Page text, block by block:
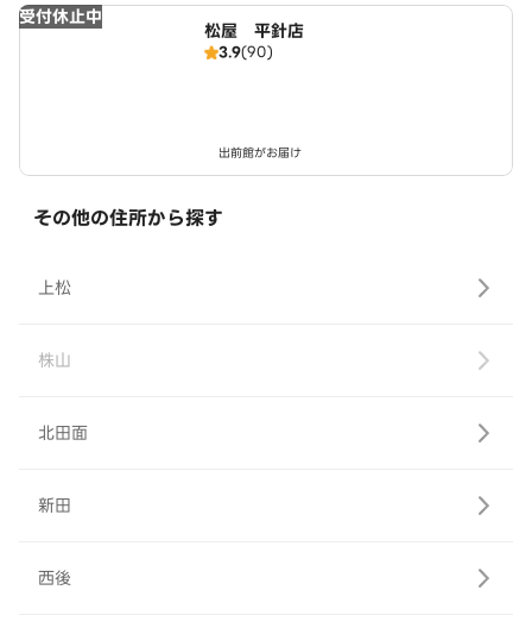
受付休止中
松屋 平針店
3.9(90)
出前館がお届け
その他の住所から探す
上松
株山
北田面
新田
西後